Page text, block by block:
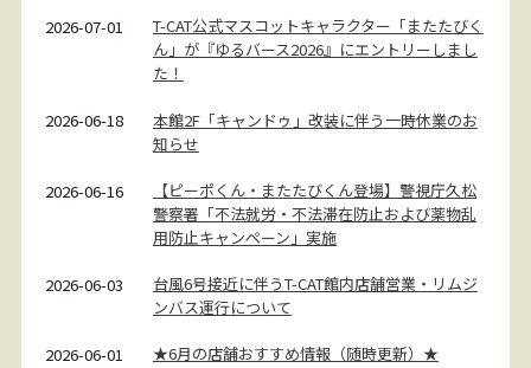
2026-07-01
T-CAT公式マスコットキャラクター「またたびく
ん」が『ゆるバース2026』にエントリーしまし
た！
2026-06-18
本館2F「キャンドゥ」改装に伴う一時休業のお
知らせ
2026-06-16
【ピーポくん・またたびくん登場】警視庁久松
警察署「不法就労・不法滞在防止および薬物乱
用防止キャンペーン」実施
2026-06-03
台風6号接近に伴うT-CAT館内店舗営業・リムジ
ンバス運行について
2026-06-01 ★6月の店舗おすすめ情報（随時更新）★